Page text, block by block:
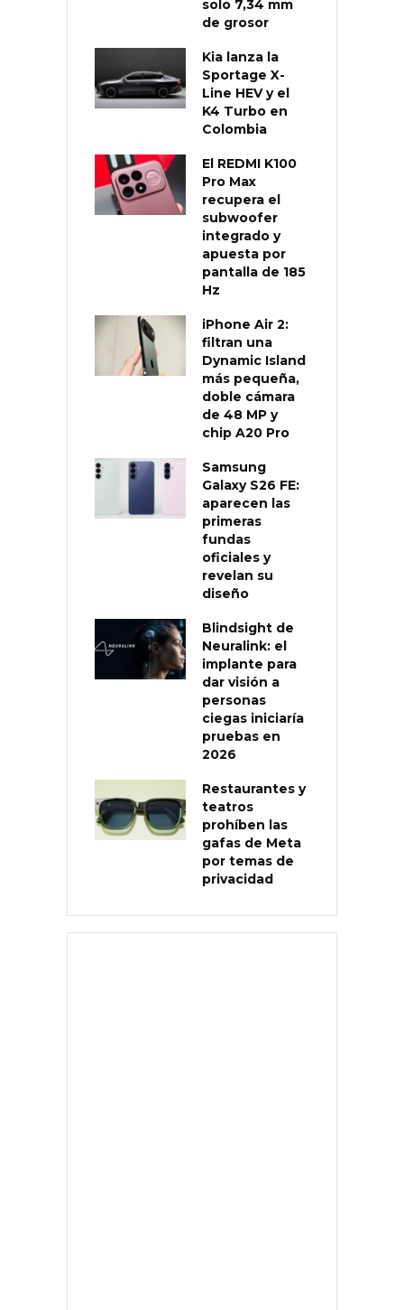
solo 7,34 mm
de grosor
Kia lanza la
Sportage X-
Line HEV y el
K4 Turbo en
Colombia
El REDMI K100
Pro Max
recupera el
subwoofer
integrado y
apuesta por
pantalla de 185
Hz
iPhone Air 2:
filtran una
Dynamic Island
más pequeña,
doble cámara
de 48 MP y
chip A20 Pro
Samsung
Galaxy S26 FE:
aparecen las
primeras
fundas
oficiales y
revelan su
diseño
Blindsight de
Neuralink: el
implante para
dar visión a
personas
ciegas iniciaría
pruebas en
2026
Restaurantes y
teatros
prohíben las
gafas de Meta
por temas de
privacidad